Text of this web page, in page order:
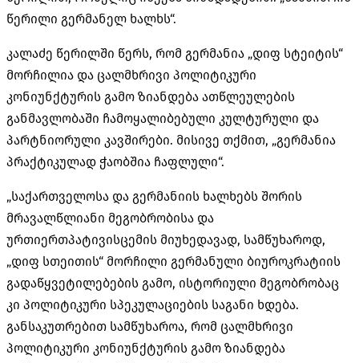
წერილი გერმანელ ხალხს“.
კალაძე წერილში წერს, რომ გერმანია „დიფ სტეიტის“
მორჩილია და ცალმხრივი პოლიტიკური
კონიუნქტურის გამო ზიანდება ათწლეულების
განმავლობაში ჩამოყალიბებული კულტურული და
პარტნიორული კავშირები. მისივე თქმით, „გერმანია
პრაქტიკულად ჭაობშია ჩაფლული“.
„საქართველოსა და გერმანიის ხალხებს შორის
მრავალწლიანი მეგობრობისა და
ურთიერთპატივისცემის მიუხედავად, სამწუხაროდ,
„დიფ სთეითის“ მორჩილი გერმანული ბიუროკრატიის
გადაწყვეტილებების გამო, ისტორიული მეგობრობაც
კი პოლიტიკური სპეკულაციების საგანი ხდება.
განსაკუთრებით სამწუხაროა, რომ ცალმხრივი
პოლიტიკური კონიუნქტურის გამო ზიანდება